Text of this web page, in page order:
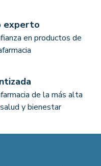
experto
en productos de
de la más alta
y bienestar